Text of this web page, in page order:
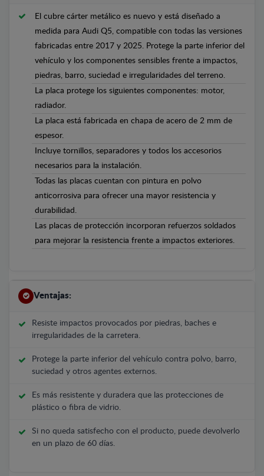
El cubre cárter metálico es nuevo y está diseñado a
medida para Audi Q5, compatible con todas las versiones
fabricadas entre 2017 y 2025. Protege la parte inferior del
vehículo y los componentes sensibles frente a impactos,
piedras, barro, suciedad e irregularidades del terreno.
La placa protege los siguientes componentes: motor,
radiador.
La placa está fabricada en chapa de acero de 2 mm de
espesor.
Incluye tornillos, separadores y todos los accesorios
necesarios para la instalación.
Todas las placas cuentan con pintura en polvo
anticorrosiva para ofrecer una mayor resistencia y
durabilidad.
Las placas de protección incorporan refuerzos soldados
para mejorar la resistencia frente a impactos exteriores.
Ventajas:
Resiste impactos provocados por piedras, baches e
irregularidades de la carretera.
Protege la parte inferior del vehículo contra polvo, barro,
suciedad y otros agentes externos.
Es más resistente y duradera que las protecciones de
plástico o fibra de vidrio.
Si no queda satisfecho con el producto, puede devolverlo
en un plazo de 60 días.